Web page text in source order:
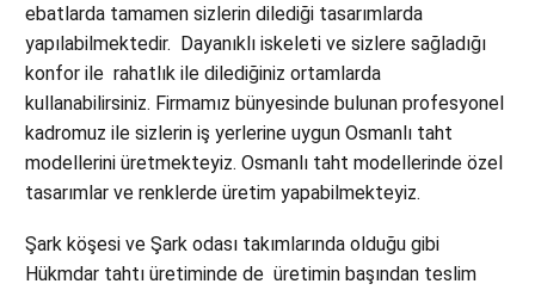
ebatlarda tamamen sizlerin dilediği tasarımlarda
yapılabilmektedir. Dayanıklı iskeleti ve sizlere sağladığı
konfor ile rahatlık ile dilediğiniz ortamlarda
kullanabilirsiniz. Firmamız bünyesinde bulunan profesyonel
kadromuz ile sizlerin iş yerlerine uygun Osmanlı taht
modellerini üretmekteyiz. Osmanlı taht modellerinde özel
tasarımlar ve renklerde üretim yapabilmekteyiz.
Şark köşesi ve Şark odası takımlarında olduğu gibi
Hükmdar tahtı üretiminde de üretimin başından teslim